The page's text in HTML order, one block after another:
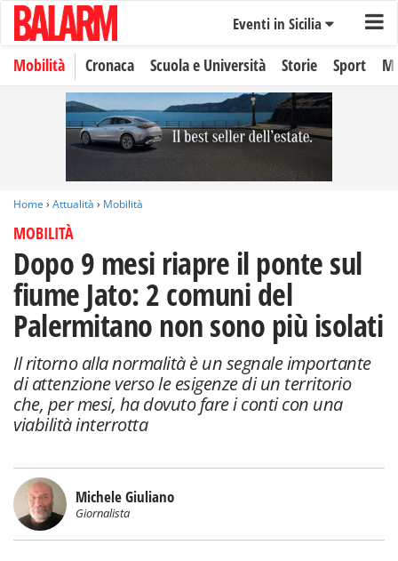
Eventi in Sicilia
Mobilità Cronaca Scuola e Università Storie Sport
Home › Attualità › Mobilità
MOBILITÀ
Dopo 9 mesi riapre il ponte sul
fiume Jato: 2 comuni del
Palermitano non sono più isolati
Il ritorno alla normalità è un segnale importante
di attenzione verso le esigenze di un territorio
che, per mesi, ha dovuto fare i conti con una
viabilità interrotta
Michele Giuliano
Giornalista